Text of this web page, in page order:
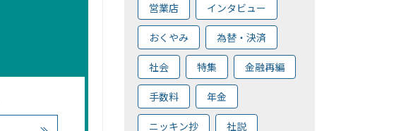
営業店 インタビュー
おくやみ 為替・決済
社会 特集 金融再編
手数料 年金
ニッキン抄 社説